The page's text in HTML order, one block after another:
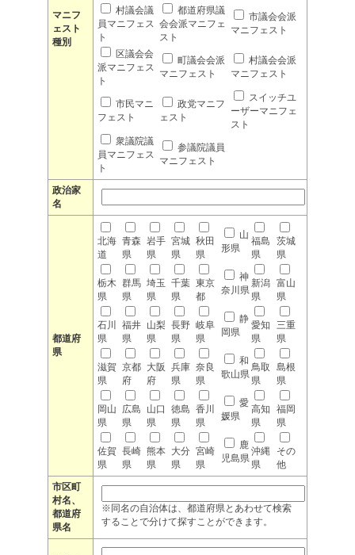
マニフ
ェスト
種別
村議会議
員マニフェス
ト
都道府県議
会会派マニフェ
スト
市議会会派
マニフェスト
区議会会
派マニフェス
ト
町議会会派
マニフェスト
村議会会派
マニフェスト
市民マニ
フェスト
政党マニフ
ェスト
スイッチユ
ーザーマニフェ
スト
衆議院議
員マニフェス
ト
参議院議員
マニフェスト
政治家
名
都道府
県
北海
道
青森
県
岩手
県
宮城
県
秋田
県
山
形県
福島
県
茨城
県
栃木
県
群馬
県
埼玉
県
千葉
県
東京
都
神
奈川県
新潟
県
富山
県
石川
県
福井
県
山梨
県
長野
県
岐阜
県
静
岡県
愛知
県
三重
県
滋賀
県
京都
府
大阪
府
兵庫
県
奈良
県
和
歌山県
鳥取
県
島根
県
岡山
県
広島
県
山口
県
徳島
県
香川
県
愛
媛県
高知
県
福岡
県
佐賀
県
長崎
県
熊本
県
大分
県
宮崎
県
鹿
児島県
沖縄
県
その
他
市区町
村名、
都道府
県名
※同名の自治体は、都道府県とあわせて検索
することで分けて探すことができます。